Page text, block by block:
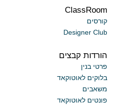
ClassRoom
קורסים
Designer Club
הורדות קבצים
פרטי בנין
בלוקים לאוטוקאד
משאבים
פונטים לאוטוקאד